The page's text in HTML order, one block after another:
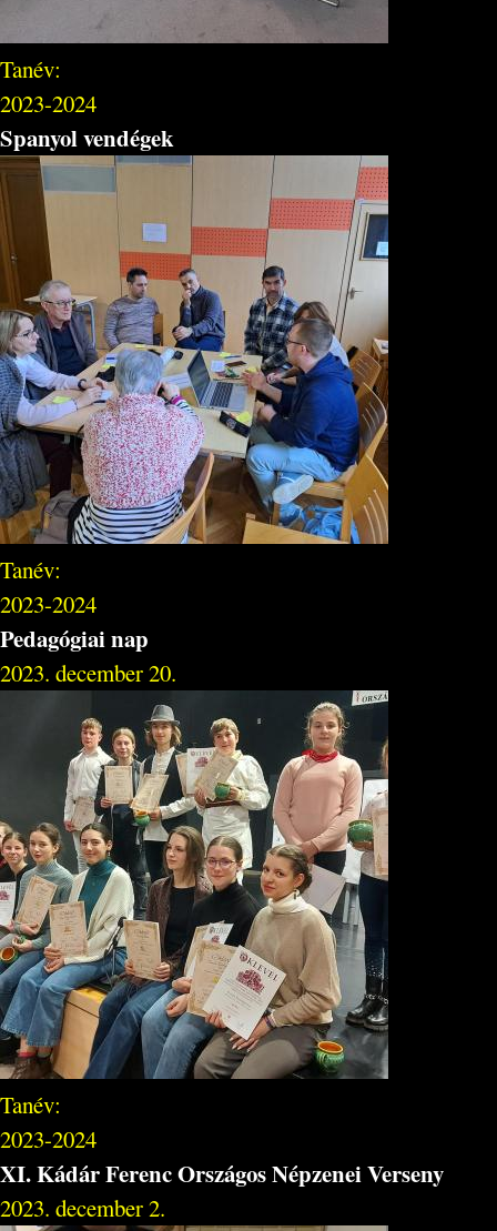
Tanév:
2023-2024
Spanyol vendégek
Tanév:
2023-2024
Pedagógiai nap
2023. december 20.
Tanév:
2023-2024
XI. Kádár Ferenc Országos Népzenei Verseny
2023. december 2.